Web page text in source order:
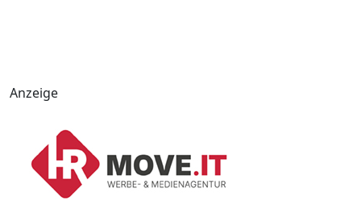
Anzeige